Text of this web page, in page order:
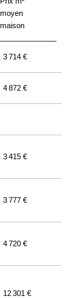
moyen
maison
3 714 €
4 872 €
3 415 €
3 777 €
4 720 €
12 301 €